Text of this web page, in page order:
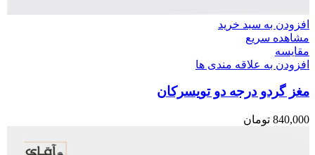
افزودن به سبد خرید
مشاهده سریع
مقایسه
افزودن به علاقه مندی ها
مغز گردو درجه دو تویسرکان
840,000 تومان